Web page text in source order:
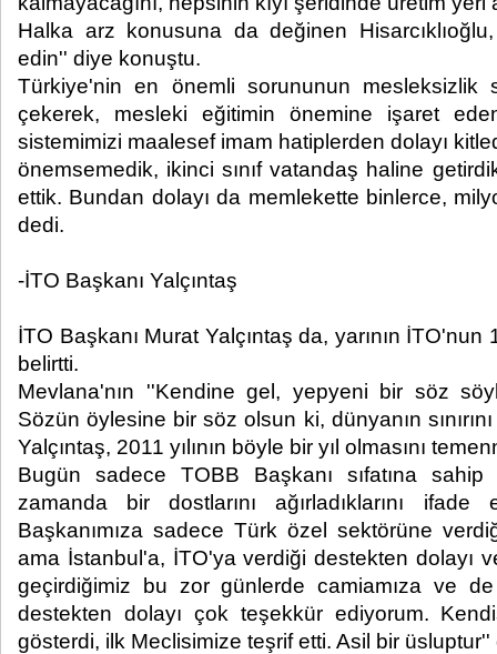
Halka arz konusuna da değinen
edin'' diye konuştu.
Türkiye'nin en önemli sorununun mesleksizlik
çekerek, mesleki eğitimin önemine işaret
sistemimizi maalesef imam hatiplerden dolayı
önemsemedik, ikinci sınıf vatandaş haline
ettik. Bundan dolayı da memlekette binlerce,
dedi.
-İTO Başkanı Yalçıntaş
İTO Başkanı Murat Yalçıntaş da, yarının
belirtti.
Mevlana'nın ''Kendine gel, yepyeni bir söz
Sözün öylesine bir söz olsun ki, dünyanın
Yalçıntaş, 2011 yılının böyle bir yıl olmasını
Bugün sadece TOBB Başkanı sıfatına
zamanda bir dostlarını ağırladıklarını ifade
Başkanımıza sadece Türk özel sektörüne
ama İstanbul'a, İTO'ya verdiği destekten dolayı
geçirdiğimiz bu zor günlerde camiamıza ve
destekten dolayı çok teşekkür ediyorum.
gösterdi, ilk Meclisimize teşrif etti. Asil bir